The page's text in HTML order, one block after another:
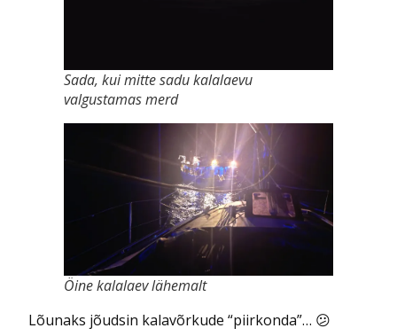
Sada, kui mitte sadu kalalaevu
valgustamas merd
Öine kalalaev lähemalt
Lõunaks jõudsin kalavõrkude “piirkonda”… 😕